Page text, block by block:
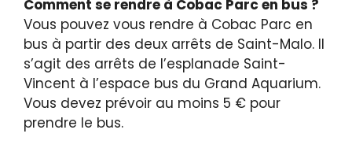
Comment se rendre à Cobac Parc en bus ?
Vous pouvez vous rendre à Cobac Parc en
bus à partir des deux arrêts de Saint-Malo. Il
s’agit des arrêts de l’esplanade Saint-
Vincent à l’espace bus du Grand Aquarium.
Vous devez prévoir au moins 5 € pour
prendre le bus.